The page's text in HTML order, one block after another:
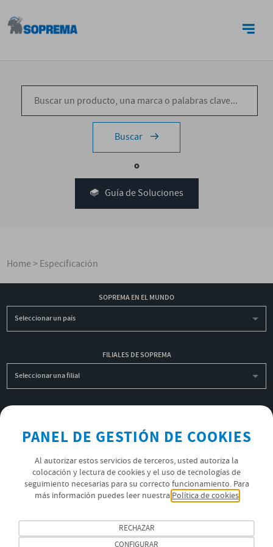
Buscar
o
Guía de Soluciones
Home>Especificación
SOPREMA EN EL MUNDO
Seleccionar un país
FILIALES DE SOPREMA
Seleccionar una filial
OK
POLÍTICA DE PRIVACIDAD
ÚNETE AL EQUIPO SOPREMA
SÍGUENOS
PANEL DE GESTIÓN DE COOKIES
Al autorizar estos servicios de terceros, usted autoriza la
colocación y lectura de cookies y el uso de tecnologías de
seguimiento necesarias para su correcto funcionamiento. Para
más información puedes leer nuestra Política de cookies
RECHAZAR
CONFIGURAR